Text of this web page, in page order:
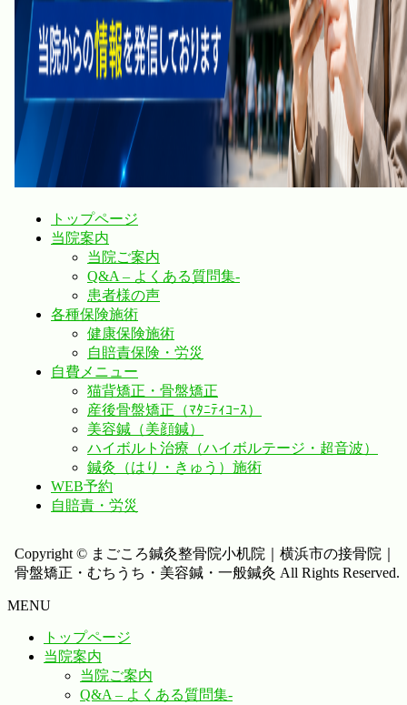
トップページ
当院案内
当院ご案内
Q&A – よくある質問集-
患者様の声
各種保険施術
健康保険施術
自賠責保険・労災
自費メニュー
猫背矯正・骨盤矯正
産後骨盤矯正（ﾏﾀﾆﾃｨｺｰｽ）
美容鍼（美顔鍼）
ハイボルト治療（ハイボルテージ・超音波）
鍼灸（はり・きゅう）施術
WEB予約
自賠責・労災
Copyright © まごころ鍼灸整骨院小机院｜横浜市の接骨院｜
骨盤矯正・むちうち・美容鍼・一般鍼灸 All Rights Reserved.
MENU
トップページ
当院案内
当院ご案内
Q&A – よくある質問集-